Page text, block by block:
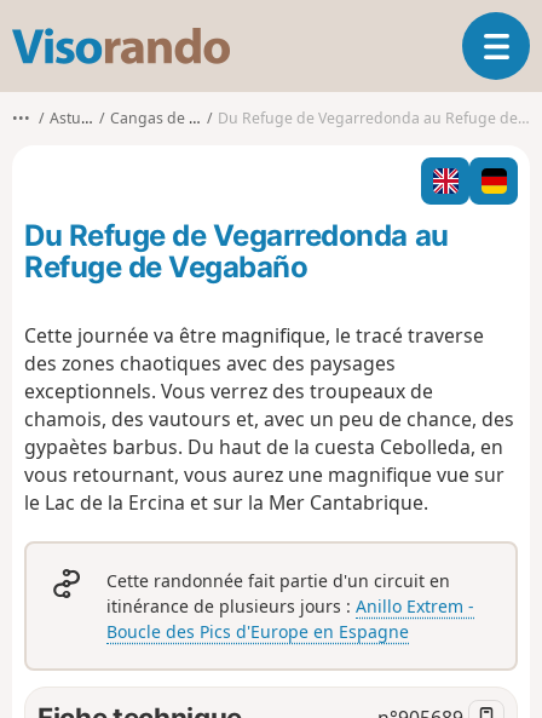
s
o
o
O
u
i
r
l
t
i
n
••• Asturies Cangas de Onís Du Refuge de Vegarredonda au Refuge de Vegabaño
Du Refuge de Vegarredonda au
Refuge de Vegabaño
Cette journée va être magnifique, le tracé traverse
des zones chaotiques avec des paysages
exceptionnels. Vous verrez des troupeaux de
chamois, des vautours et, avec un peu de chance, des
gypaètes barbus. Du haut de la cuesta Cebolleda, en
vous retournant, vous aurez une magnifique vue sur
le Lac de la Ercina et sur la Mer Cantabrique.
Cette randonnée fait partie d'un circuit en
itinérance de plusieurs jours :Anillo Extrem -
Boucle des Pics d'Europe en Espagne